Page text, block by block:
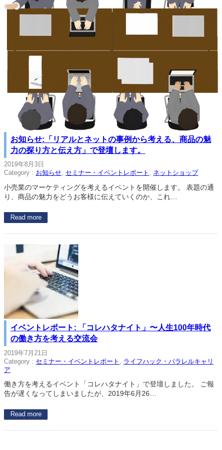
お知らせ:「リアルとネットの事例から考える、商品の魅
力の探り方と伝え方」で登壇します。
2019年8月3日
Category : お知らせ, セミナー・イベントレポート , ネットショップ
小売業のマーケティングを考えるイベントを開催します。 表題の通
り、商品の魅力をどうお客様に伝えていくのか、これ…
Read more
イベントレポート: 「コレハタナイト」〜人生100年時代
の働き方を考える交流会
2019年7月21日
Category : セミナー・イベントレポート
ライフハック・パラレルキャリ
ア
働き方を考えるイベント「コレハタナイト」で登壇しました。 ご報
告が遅くなってしまいましたが、2019年6月26…
Read more